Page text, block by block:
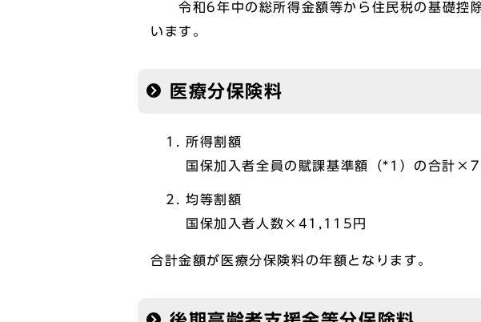
令和6年中の総所得金額等から住民税の基礎控
います。
医療分保険料
所得割額
国保加入者全員の賦課基準額（*1）の合計
均等割額
国保加入者人数×41,115円
合計金額が医療分保険料の年額となります。